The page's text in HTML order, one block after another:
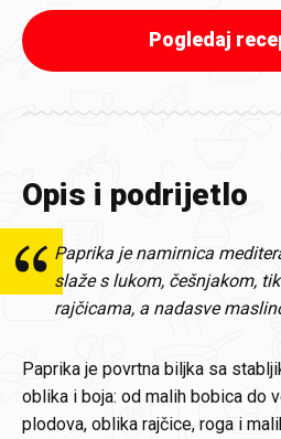
Pogledaj
Opis i podrijetlo
Paprika je namirnica
slaže s lukom, češnjakom,
rajčicama, a nadasve
Paprika je povrtna biljka sa
oblika i boja: od malih bobica do
plodova, oblika rajčice, roga i